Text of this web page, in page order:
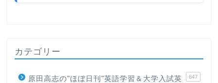
カテゴリー
原田高志の"ほぼ日刊"英語学習＆大学入試英
647